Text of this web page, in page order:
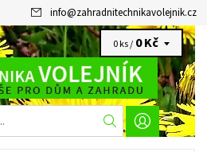
info@zahradnitechnikavolejnik.cz
0 ks / 0 Kč